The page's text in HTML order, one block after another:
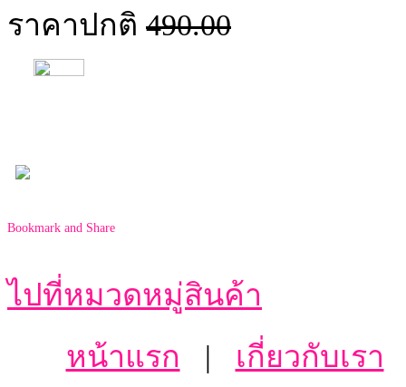
ราคาปกติ 490.00
ไปที่หมวดหมู่สินค้า
หน้าแรก | เกี่ยวกับเรา